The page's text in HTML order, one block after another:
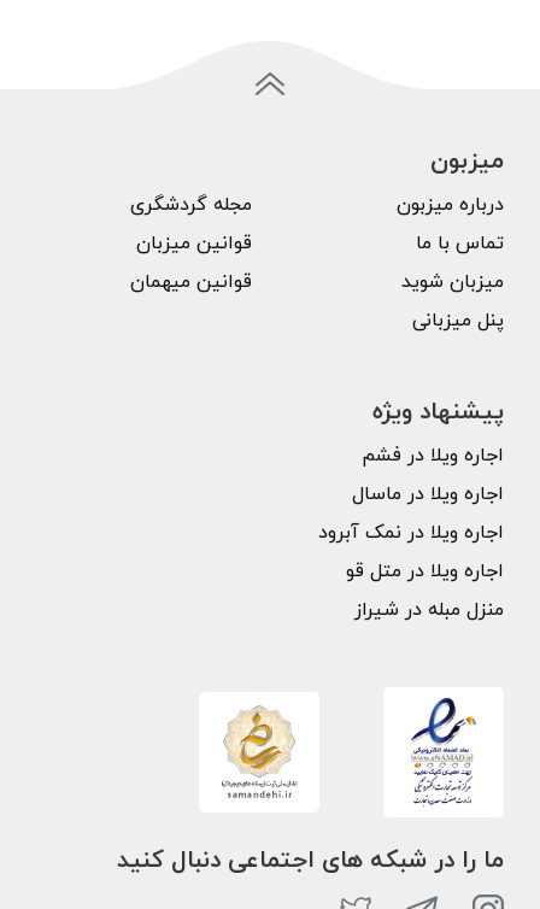
میزبون
درباره میزبون
تماس با ما
میزبان شوید
پنل میزبانی
مجله گردشگری
قوانین میزبان
قوانین میهمان
پیشنهاد ویژه
اجاره ویلا در فشم
اجاره ویلا در ماسال
اجاره ویلا در نمک آبرود
اجاره ویلا در متل قو
منزل مبله در شیراز
ما را در شبکه های اجتماعی دنبال کنید